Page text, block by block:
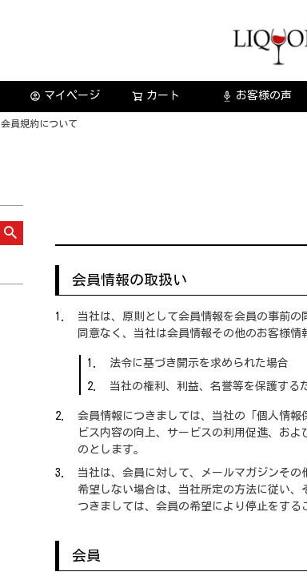
account_circle マイページ カート settings_voice お客様の声
会員規約について
会員情報の取扱い
当社は、原則として会員情報を会員の事前
同意なく、当社は会員情報その他のお客様情
法令に基づき開示を求められた場合
当社の権利、利益、名誉等を保護する
会員情報につきましては、当社の「個人情
ビス内容の向上、サービスの利用促進、お
のとします。
当社は、会員に対して、メールマガジンそ
希望しない場合は、当社所定の方法に従い
つきましては、会員の希望により停止をする
会員